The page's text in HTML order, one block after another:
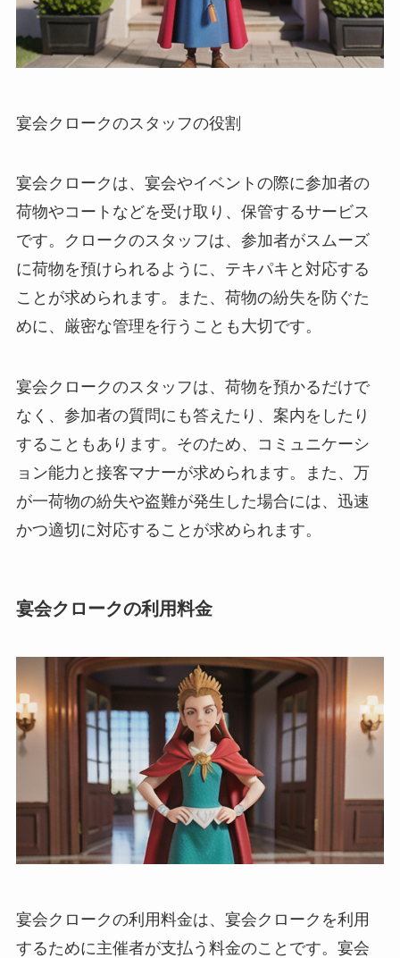
宴会クロークのスタッフの役割
宴会クロークは、宴会やイベントの際に参加者の
荷物やコートなどを受け取り、保管するサービス
です。クロークのスタッフは、参加者がスムーズ
に荷物を預けられるように、テキパキと対応する
ことが求められます。また、荷物の紛失を防ぐた
めに、厳密な管理を行うことも大切です。
宴会クロークのスタッフは、荷物を預かるだけで
なく、参加者の質問にも答えたり、案内をしたり
することもあります。そのため、コミュニケーシ
ョン能力と接客マナーが求められます。また、万
が一荷物の紛失や盗難が発生した場合には、迅速
かつ適切に対応することが求められます。
宴会クロークの利用料金
宴会クロークの利用料金は、宴会クロークを利用
するために主催者が支払う料金のことです。宴会